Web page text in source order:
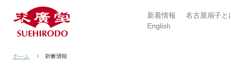
新着情報 名古屋扇子と
English
ホーム 新着情報